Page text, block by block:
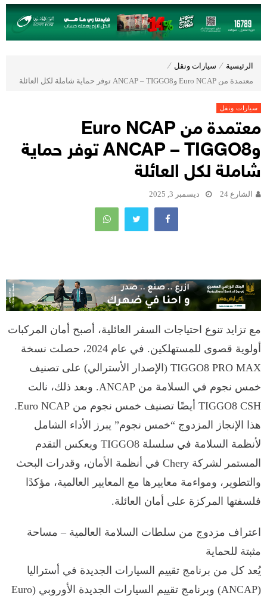
الرئيسية ⁄ سيارات ونقل ⁄
معتمدة من Euro NCAP وANCAP – TIGGO8 توفر حماية شاملة لكل العائلة
سيارات ونقل
معتمدة من Euro NCAP
وANCAP – TIGGO8 توفر حماية
شاملة لكل العائلة
الشارع 24 ديسمبر 3, 2025
مع تزايد تنوع احتياجات السفر العائلية، أصبح أمان المركبات
أولوية قصوى للمستهلكين. في عام 2024، حصلت نسخة
TIGGO8 PRO MAX (الإصدار الأسترالي) على تصنيف
خمس نجوم في السلامة من ANCAP. وبعد ذلك، نالت
TIGGO8 CSH أيضًا تصنيف خمس نجوم من Euro NCAP.
هذا الإنجاز المزدوج “خمس نجوم” يبرز الأداء الشامل
لأنظمة السلامة في سلسلة TIGGO8 ويعكس التقدم
المستمر لشركة Chery في أنظمة الأمان، وقدرات البحث
والتطوير، ومواءمة معاييرها مع المعايير العالمية، مؤكدًا
فلسفتها المركزة على أمان العائلة.
اعتراف مزدوج من سلطات السلامة العالمية – مساحة
مثبتة للحماية
يُعد كل من برنامج تقييم السيارات الجديدة في أستراليا
(ANCAP) وبرنامج تقييم السيارات الجديدة الأوروبي (Euro